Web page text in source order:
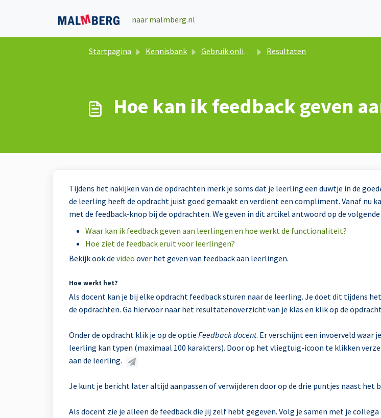
naar malmberg.nl
Startpagina Kennisbank Gebruik online lesmethode Resultaten
Hoe kan ik feedback geven
Tijdens het nakijken van de opdrachten merk je soms dat je leerling een duwtje in de
de leerling heeft de opdracht juist goed gemaakt en verdient een compliment. Vanaf nu
met de feedback-knop bij de opdrachten. We geven in dit artikel antwoord op de volgende
Waar kan ik feedback geven aan leerlingen en hoe werkt de functionaliteit?
Hoe ziet de feedback eruit voor leerlingen?
Bekijk ook de video over het geven van feedback aan leerlingen.
Hoe werkt het?
Als docent kan je bij elke opdracht feedback sturen naar de leerling. Je doet dit tijdens
de opdrachten. Ga hiervoor naar het resultatenoverzicht van je klas en klik op de
Onder de opdracht klik je op de optie Feedback docent. Er verschijnt een invoerveld waar
leerling kan typen (maximaal 100 karakters). Door op het vliegtuig-icoon te klikken
aan de leerling.
Je kunt je bericht later altijd aanpassen of verwijderen door op de drie puntjes naast het
Als docent zie je alleen de feedback die jij zelf hebt gegeven. Volg je samen met je collega